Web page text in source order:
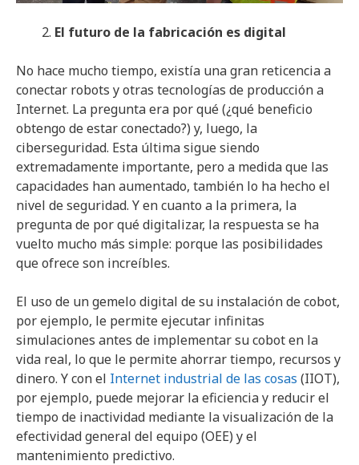
El futuro de la fabricación es digital
No hace mucho tiempo, existía una gran reticencia a
conectar robots y otras tecnologías de producción a
Internet. La pregunta era por qué (¿qué beneficio
obtengo de estar conectado?) y, luego, la
ciberseguridad. Esta última sigue siendo
extremadamente importante, pero a medida que las
capacidades han aumentado, también lo ha hecho el
nivel de seguridad. Y en cuanto a la primera, la
pregunta de por qué digitalizar, la respuesta se ha
vuelto mucho más simple: porque las posibilidades
que ofrece son increíbles.
El uso de un gemelo digital de su instalación de cobot,
por ejemplo, le permite ejecutar infinitas
simulaciones antes de implementar su cobot en la
vida real, lo que le permite ahorrar tiempo, recursos y
dinero. Y con el Internet industrial de las cosas (IIOT),
por ejemplo, puede mejorar la eficiencia y reducir el
tiempo de inactividad mediante la visualización de la
efectividad general del equipo (OEE) y el
mantenimiento predictivo.